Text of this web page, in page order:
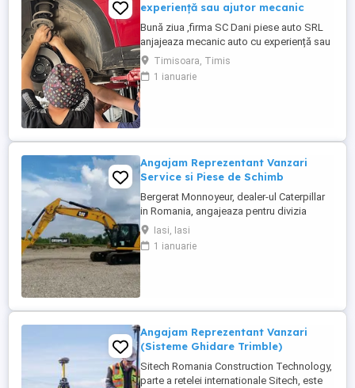
experiență sau ajutor mecanic
Bună ziua ,firma SC Dani piese auto SRL
anjajeaza mecanic auto cu experiență sau
ajutor mecanic punctul de lucru situat pe
calea sagului 157
Timisoara, Timis
1 ianuarie
Angajam Reprezentant Vanzari
Service si Piese de Schimb
Bergerat Monnoyeur, dealer-ul Caterpillar
in Romania, angajeaza pentru divizia
Eneria (motoare si generatoare) -
Reprezentant Vanzari Service pentru zona
Moldova. Studii superioare finalizate în
Iasi, Iasi
1 ianuarie
Angajam Reprezentant Vanzari
(Sisteme Ghidare Trimble)
Sitech Romania Construction Technology,
parte a retelei internationale Sitech, este